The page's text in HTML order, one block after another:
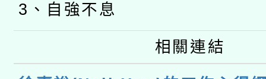
3、自強不息
相關連結